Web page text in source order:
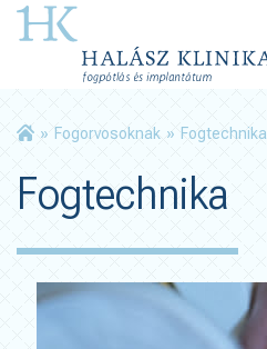
» Fogorvosoknak » Fogtechnika
Fogtechnika